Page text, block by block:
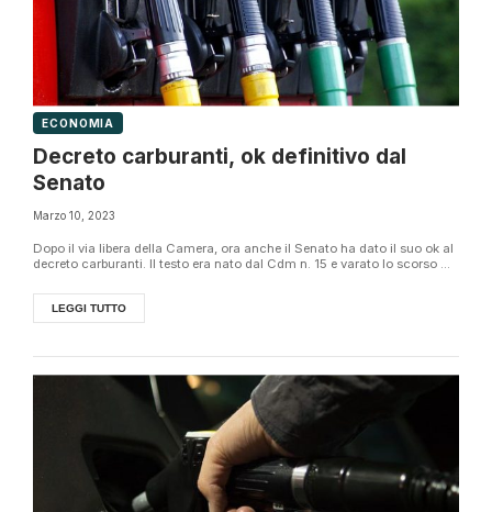
ECONOMIA
Decreto carburanti, ok definitivo dal
Senato
Marzo 10, 2023
Dopo il via libera della Camera, ora anche il Senato ha dato il suo ok al
decreto carburanti. Il testo era nato dal Cdm n. 15 e varato lo scorso ...
LEGGI TUTTO